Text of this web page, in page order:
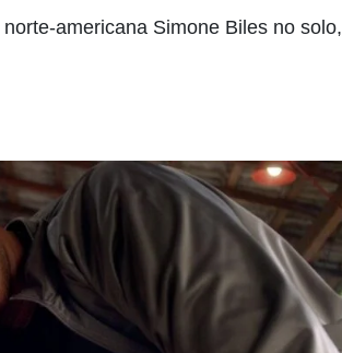
americana Simone Biles no solo,